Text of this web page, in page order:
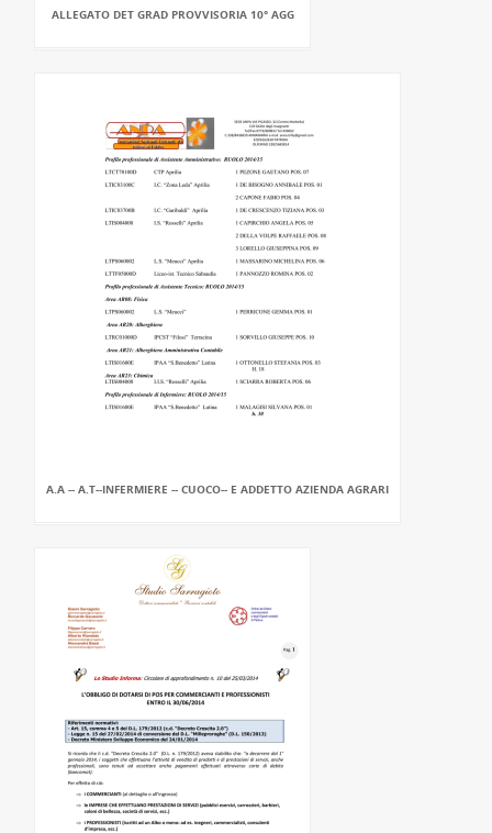
ALLEGATO DET GRAD PROVVISORIA 10° AGG
A.A -- A.T--INFERMIERE -- CUOCO-- E ADDETTO AZIENDA AGRARI